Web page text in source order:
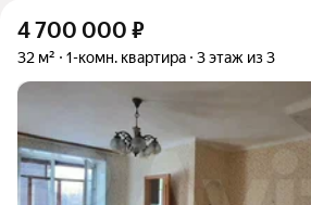
4 700 000 ₽
32 м² 1-комн. квартира 3 этаж из 3